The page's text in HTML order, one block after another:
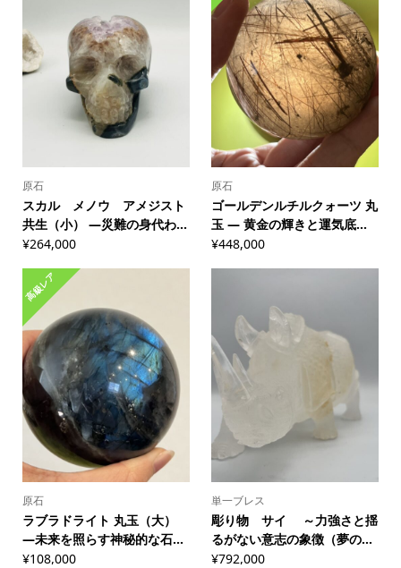
原石
スカル メノウ アメジスト
共生（小） ―災難の身代わ...
¥264,000
原石
ゴールデンルチルクォーツ 丸
玉 ― 黄金の輝きと運気底...
¥448,000
高級レア
原石
ラブラドライト 丸玉（大）
―未来を照らす神秘的な石...
¥108,000
単一ブレス
彫り物 サイ ～力強さと揺
るがない意志の象徴（夢の...
¥792,000